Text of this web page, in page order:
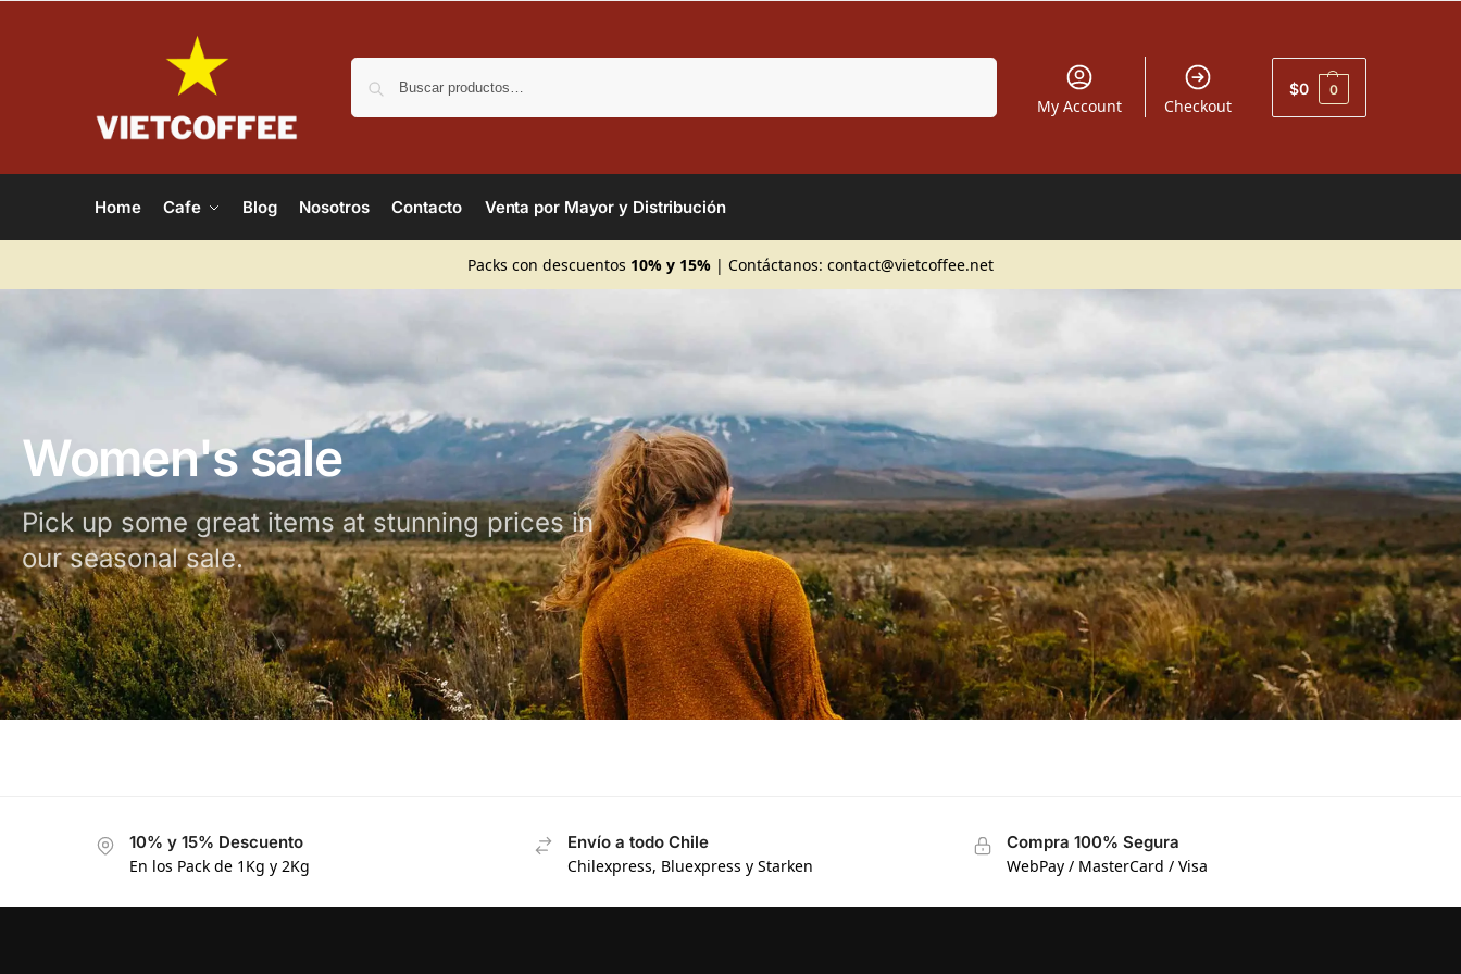
My Account Checkout
$0 0
Home Cafe Blog Nosotros Contacto Venta por Mayor y Distribución
Packs con descuentos 10% y 15% | Contáctanos: contact@vietcoffee.net
Women's sale
Pick up some great items at stunning prices in
our seasonal sale.
10% y 15% Descuento
En los Pack de 1Kg y 2Kg
Envío a todo Chile
Chilexpress, Bluexpress y Starken
Compra 100% Segura
WebPay / MasterCard / Visa